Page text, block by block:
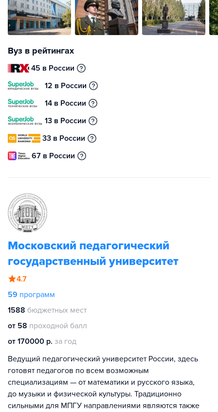
Вуз в рейтингах
45 в России
12 в России
14 в России
13 в России
33 в России
67 в России
Московский педагогический
государственный университет
4.7
59 программ
1588 бюджетных мест
от 58 проходной балл
от 170000 р. за год
Ведущий педагогический университет России, здесь
готовят педагогов по всем возможным
специализациям — от математики и русского языка,
до музыки и физической культуры. Традиционно
сильными для МПГУ направлениями являются также